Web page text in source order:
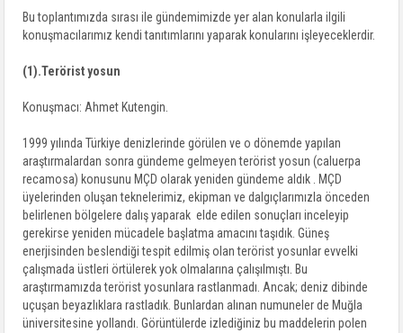
Bu toplantımızda sırası ile gündemimizde yer alan konularla ilgili
konuşmacılarımız kendi tanıtımlarını yaparak konularını işleyeceklerdir.
(1).Terörist yosun
Konuşmacı: Ahmet Kutengin.
1999 yılında Türkiye denizlerinde görülen ve o dönemde yapılan
araştırmalardan sonra gündeme gelmeyen terörist yosun (caluerpa
recamosa) konusunu MÇD olarak yeniden gündeme aldık . MÇD
üyelerinden oluşan teknelerimiz, ekipman ve dalgıçlarımızla önceden
belirlenen bölgelere dalış yaparak elde edilen sonuçları inceleyip
gerekirse yeniden mücadele başlatma amacını taşıdık. Güneş
enerjisinden beslendiği tespit edilmiş olan terörist yosunlar evvelki
çalışmada üstleri örtülerek yok olmalarına çalışılmıştı. Bu
araştırmamızda terörist yosunlara rastlanmadı. Ancak; deniz dibinde
uçuşan beyazlıklara rastladık. Bunlardan alınan numuneler de Muğla
üniversitesine yollandı. Görüntülerde izlediğiniz bu maddelerin polen